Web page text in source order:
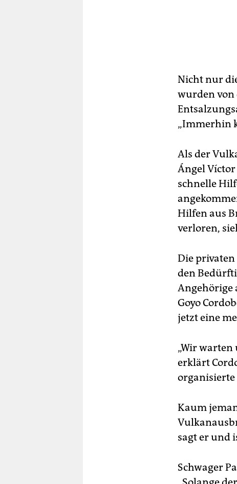
Nicht nur
wurden von
„Immerhin
Als der
Ángel Víctor
schnelle
Hilfen aus
verloren,
Die privaten
den
Angehörige
Goyo
jetzt eine
„Wir warten
erklärt
organisierte
Kaum
sagt er und
Schwager